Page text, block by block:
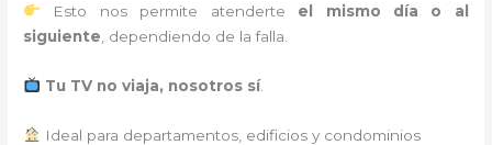
Esto nos permite atenderte el mismo día o al
siguiente , dependiendo de la falla.
Tu TV no viaja, nosotros sí.
Ideal para departamentos, edificios y condominios